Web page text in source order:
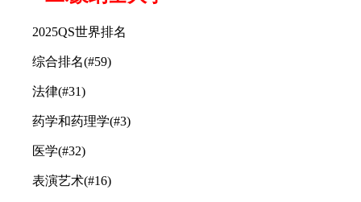
2025QS世界排名
综合排名(#59)
法律(#31)
药学和药理学(#3)
医学(#32)
表演艺术(#16)